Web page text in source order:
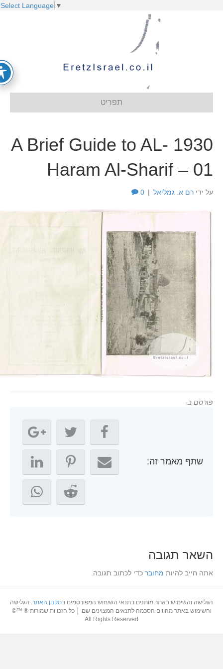
Select Language
תפריט
1930 A Brief Guide to AL-
Haram Al-Sharif –
ידי רם א. גמליאל|
0
ב-
שתף מאמר זה:
תגובה
חייב להיותמחוברכדי לכתוב תגובה.
והשימוש באתר מותנים בתנאי השימוש המפורסמים בתקנון האתר. הגלישה
והשימוש באתר מהווים הסכמה לתנאים המצוינים שם │ כל הזכויות שמורות ® ™©
All Rights Reserved